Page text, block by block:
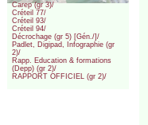
Carep (gr 3)/
Créteil 77/
Créteil 93/
Créteil 94/
Décrochage (gr 5) [Gén./]/
Padlet, Digipad, Infographie (gr
2)/
Rapp. Education & formations
(Depp) (gr 2)/
RAPPORT OFFICIEL (gr 2)/